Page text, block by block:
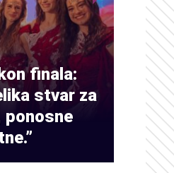
finala:
stvar za
ponosne